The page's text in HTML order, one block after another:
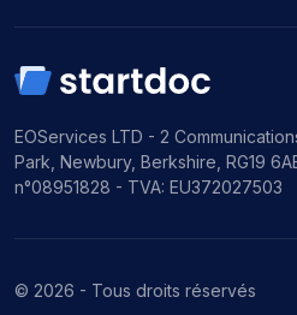
EOServices LTD - 2
Park, Newbury, Berkshire, RG19
n°08951828 - TVA: EU372027503
© 2026 - Tous droits réservés